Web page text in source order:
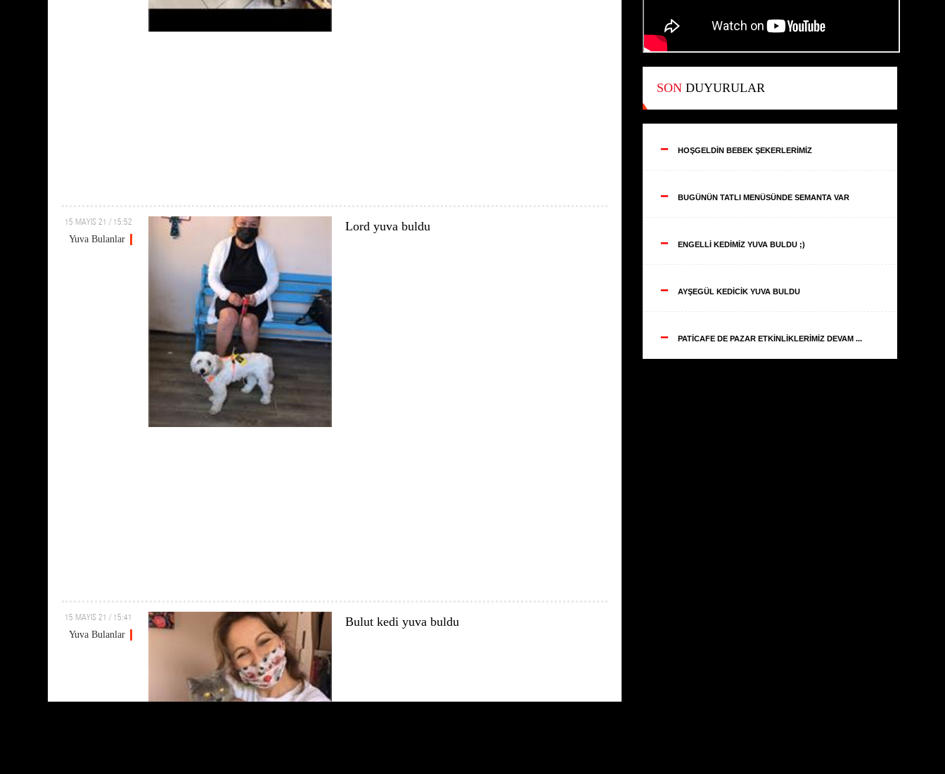
15 MAYIS 21 / 15:52
Yuva Bulanlar
Lord yuva buldu
15 MAYIS 21 / 15:41
Yuva Bulanlar
Bulut kedi yuva buldu
SONDUYURULAR
-- HOŞGELDİN BEBEK ŞEKERLERİMİZ
-- BUGÜNÜN TATLI MENÜSÜNDE SEMANTA VAR
-- ENGELLİ KEDİMİZ YUVA BULDU ;)
-- AYŞEGÜL KEDİCİK YUVA BULDU
-- PATİCAFE DE PAZAR ETKİNLİKLERİMİZ DEVAM ...